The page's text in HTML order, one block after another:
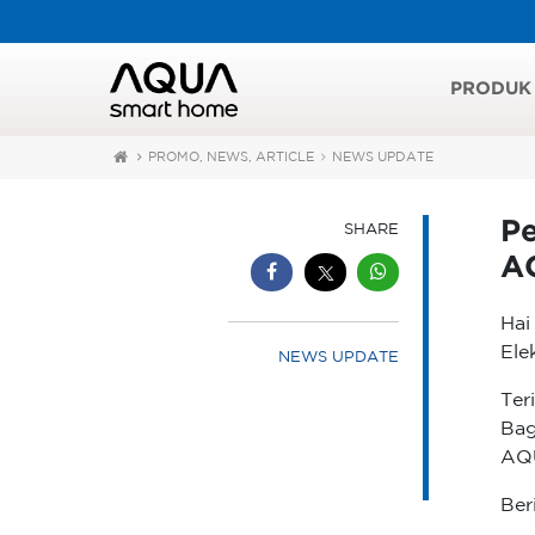
PRODUK
PROMO, NEWS, ARTICLE NEWS UPDATE
SHARE
NEWS UPDATE